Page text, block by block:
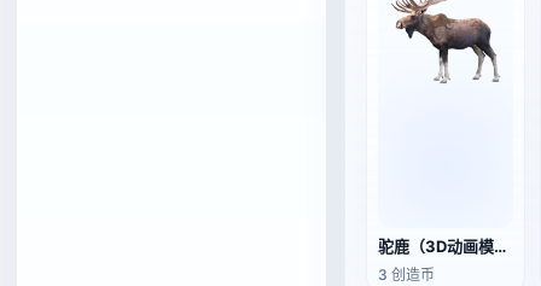
驼鹿（3D动画模型）
3 创造币